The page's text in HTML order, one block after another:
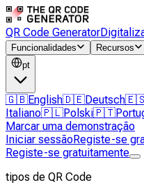
QR Code Generator
Funcionalidades
Recursos
pt
🇬🇧English🇩🇪Deutsch
Italiano🇵🇱Polski🇵🇹
Marcar uma demonstração
Iniciar sessãoRegiste-se
Registe-se gratuitamente
tipos de QR Code